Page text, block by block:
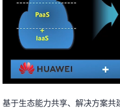
基于生态能力共享、解决方案